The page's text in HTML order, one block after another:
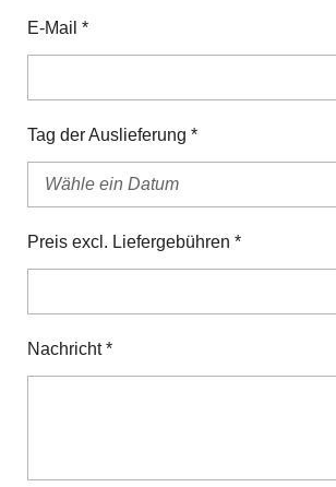
E-Mail *
Tag der Auslieferung *
Preis excl. Liefergebühren *
Nachricht *